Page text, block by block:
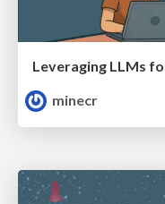
minecr